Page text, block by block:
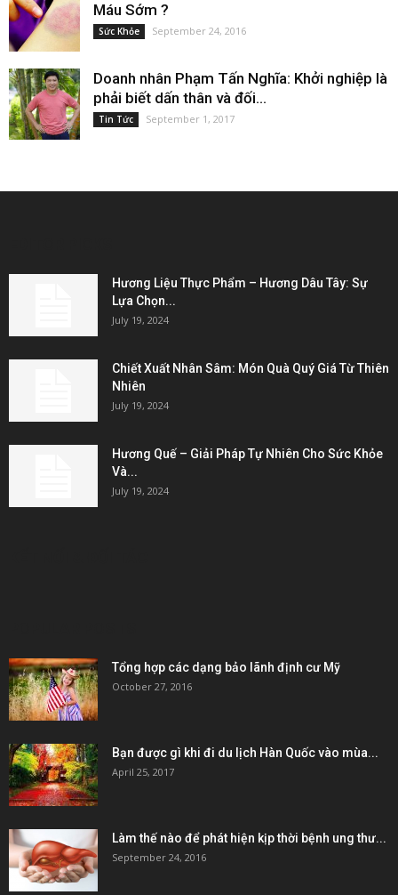
Máu Sớm ?
Sức Khỏe September 24, 2016
Doanh nhân Phạm Tấn Nghĩa: Khởi nghiệp là
phải biết dấn thân và đối...
Tin Tức September 1, 2017
Hương Liệu Thực Phẩm – Hương Dâu Tây: Sự
Lựa Chọn...
July 19, 2024
Chiết Xuất Nhân Sâm: Món Quà Quý Giá Từ Thiên
Nhiên
July 19, 2024
Hương Quế – Giải Pháp Tự Nhiên Cho Sức Khỏe
Và...
July 19, 2024
Tổng hợp các dạng bảo lãnh định cư Mỹ
October 27, 2016
Bạn được gì khi đi du lịch Hàn Quốc vào mùa...
April 25, 2017
Làm thế nào để phát hiện kịp thời bệnh ung thư...
September 24, 2016